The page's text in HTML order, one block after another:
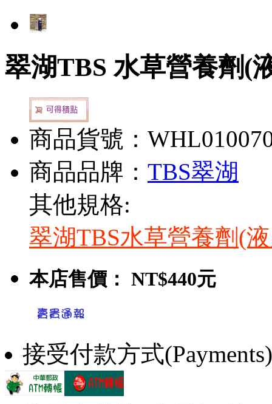
翠湖TBS 水草營養劑(
商品貨號：
商品品牌： TBS翠湖
其他規格:
翠湖TBS水草營養劑(
本店售價： NT$440元
接受付款方式